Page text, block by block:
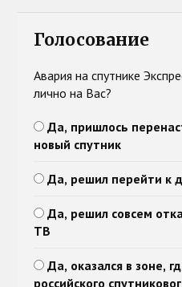
Голосование
Авария на спутнике
лично на Вас?
Да, пришлось
новый спутник
Да, решил перейти к
Да, решил совсем
ТВ
Да, оказался в зоне,
российского